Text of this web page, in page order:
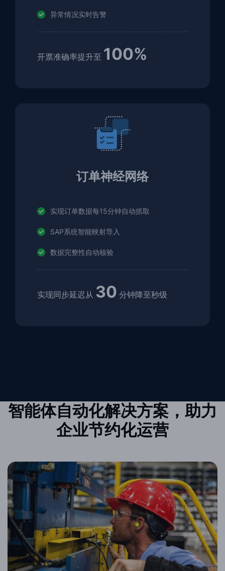
异常情况实时告警
开票准确率提升至 100%
订单神经网络
实现订单数据每15分钟自动抓取
SAP系统智能映射导入
数据完整性自动核验
实现同步延迟从 30 分钟降至秒级
智能体自动化解决方案，助力
企业节约化运营